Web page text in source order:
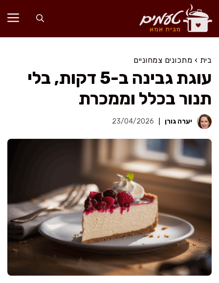
לדלג
לתוכן
בית › מתכונים צמחוניים
עוגת גבינה ב-5 דקות, בלי
תנור בכלל וממכרת
יערה גורן 23/04/2026